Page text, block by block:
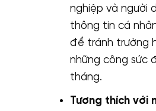
nghiệp và người
thông tin cá
để tránh trường
những công sức
tháng.
Tương thích với